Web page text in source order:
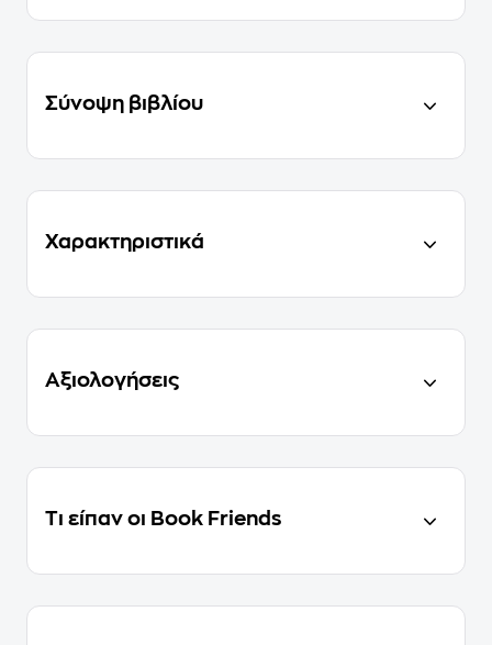
Σύνοψη βιβλίου
Χαρακτηριστικά
Αξιολογήσεις
Τι είπαν οι Book Friends